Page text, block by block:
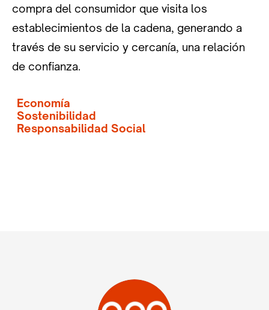
compra del consumidor que visita los
establecimientos de la cadena, generando a
través de su servicio y cercanía, una relación
de confianza.
Economía
Sostenibilidad
Responsabilidad Social